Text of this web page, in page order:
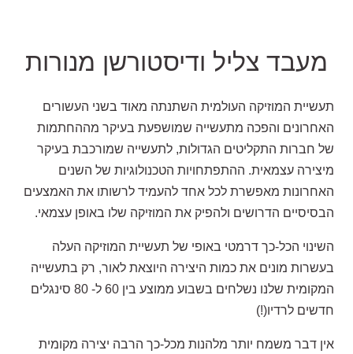
מעבד צליל ודיסטורשן מנורות
תעשיית המוזיקה העולמית השתנתה מאוד בשני העשורים
האחרונים והפכה מתעשייה שמושפעת בעיקר מההחתמות
של חברות התקליטים הגדולות, לתעשייה שמורכבת בעיקר
מיצירה עצמאית. ההתפתחויות הטכנולוגיות של השנים
האחרונות מאפשרת לכל אחד להעמיד לרשותו את האמצעים
הבסיסיים הדרושים ולהפיק את המוזיקה שלו באופן עצמאי.
השינוי הכל-כך דרמטי באופי של תעשיית המוזיקה העלה
בעשרות מונים את כמות היצירה היוצאת לאור, רק בתעשייה
המקומית שלנו נשלחים בשבוע ממוצע בין 60 ל- 80 סינגלים
חדשים לרדיו(!)
אין דבר משמח יותר מלהנות מכל-כך הרבה יצירה מקומית